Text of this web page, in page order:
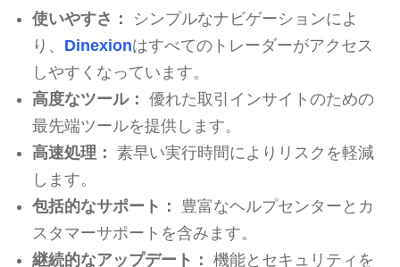
使いやすさ：
シンプルなナビゲーションによ
り、 Dinexionはすべてのトレーダーがアクセス
しやすくなっています。
高度なツール： 優れた取引インサイトのための
最先端ツールを提供します。
高速処理： 素早い実行時間によりリスクを軽減
します。
包括的なサポート：
豊富なヘルプセンターとカ
スタマーサポートを含みます。
継続的なアップデート： 機能とセキュリティを